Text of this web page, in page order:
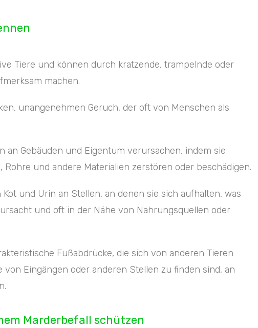
Tiere und können durch kratzende, trampelnde oder
machen.
unangenehmen Geruch, der oft von Menschen als
an Gebäuden und Eigentum verursachen, indem sie
Rohre und andere Materialien zerstören oder beschädigen.
und Urin an Stellen, an denen sie sich aufhalten, was
und oft in der Nähe von Nahrungsquellen oder
Fußabdrücke, die sich von anderen Tieren
Eingängen oder anderen Stellen zu finden sind, an
Marderbefall schützen